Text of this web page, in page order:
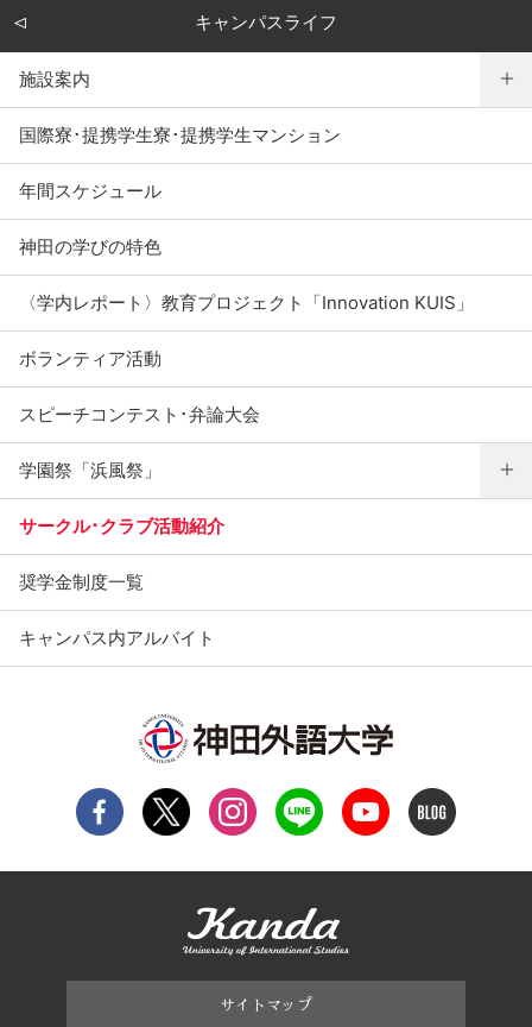
キャンパスライフ
施設案内
国際寮･提携学生寮･提携学生マンション
年間スケジュール
神田の学びの特色
〈学内レポート〉教育プロジェクト「Innovation KUIS」
ボランティア活動
スピーチコンテスト･弁論大会
学園祭「浜風祭」
サークル･クラブ活動紹介
奨学金制度一覧
キャンパス内アルバイト
サイトマップ